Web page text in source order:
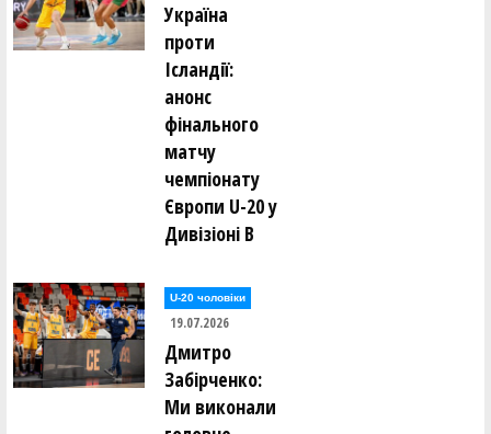
Україна
проти
Ісландії:
анонс
фінального
матчу
чемпіонату
Європи U-20 у
Дивізіоні В
U-20 чоловіки
19.07.2026
Дмитро
Забірченко:
Ми виконали